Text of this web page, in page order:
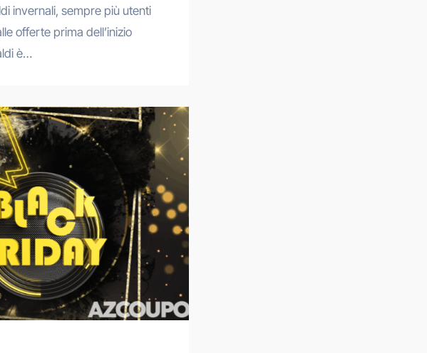
offerte prima dell’inizio
è…